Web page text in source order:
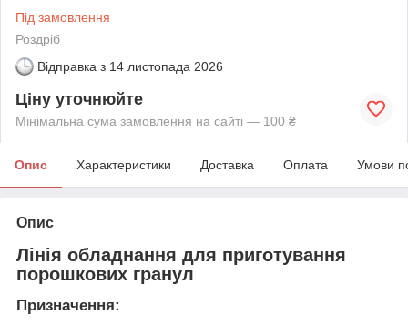
Під замовлення
Роздріб
Відправка з 14 листопада 2026
Ціну уточнюйте
Мінімальна сума замовлення на сайті — 100 ₴
Опис Характеристики Доставка Оплата Умови
Опис
Лінія обладнання для приготування
порошкових гранул
Призначення: